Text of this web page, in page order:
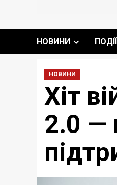
НОВИНИ ПОДІЇ
НОВИНИ
Хіт
2.0 —